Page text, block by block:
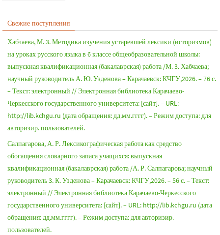
Свежие поступления
Хабчаева, М. 3. Методика изучения устаревшей лексики (историзмов)
на уроках русского языка в 6 классе общеобразовательной школы:
выпускная квалификационная (бакалаврская) работа /М. 3. Хабчаева;
научный руководитель А. Ю. Узденова – Карачаевск: КЧГУ,2026. – 76 с.
– Текст: электронный // Электронная библиотека Карачаево-
Черкесского государственного университета: [сайт]. – URL:
http://lib.kchgu.ru (дата обращения: дд.мм.гггг). – Режим доступа: для
авторизир. пользователей.
Салпагарова, А. Р. Лексикографическая работа как средство
обогащения словарного запаса учащихся: выпускная
квалификационная (бакалаврская) работа /А. Р. Салпагарова; научный
руководитель 3. К. Узденова – Карачаевск: КЧГУ,2026. – 56 с. – Текст:
электронный // Электронная библиотека Карачаево-Черкесского
государственного университета: [сайт]. – URL: http://lib.kchgu.ru (дата
обращения: дд.мм.гггг). – Режим доступа: для авторизир.
пользователей.